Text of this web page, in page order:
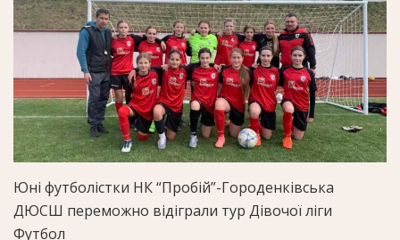
Юні футболістки НК “Пробій”-Городенківська
ДЮСШ переможно відіграли тур Дівочої ліги
Футбол